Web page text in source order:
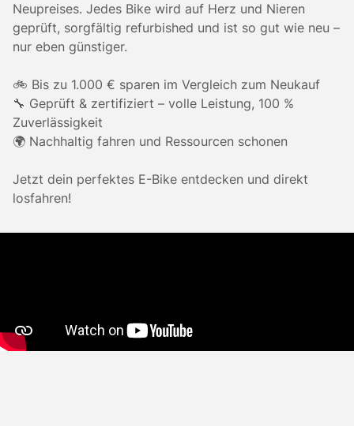
Neupreises. Jedes Bike wird auf Herz und Nieren
geprüft, sorgfältig refurbished und ist so gut wie neu –
nur eben günstiger.
🚲 Bis zu 1.000 € sparen im Vergleich zum Neukauf
🔧 Geprüft & zertifiziert – volle Leistung, 100 %
Zuverlässigkeit
🌍 Nachhaltig fahren und Ressourcen schonen
Jetzt dein perfektes E-Bike entdecken und direkt
losfahren!